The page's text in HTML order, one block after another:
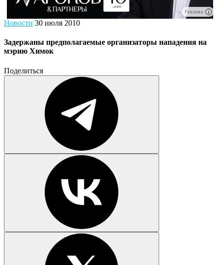
Реклама
Новости 30 июля 2010
Задержаны предполагаемые организаторы нападения на
мэрию Химок
Поделиться